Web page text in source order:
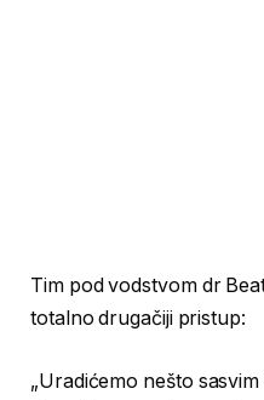
Tim pod vodstvom dr
totalno drugačiji pristup:
„Uradićemo nešto